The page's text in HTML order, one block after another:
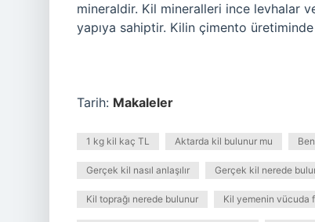
mineraldir. Kil mineralleri ince levhalar
yapıya sahiptir. Kilin çimento
Tarih: Makaleler
1 kg kil kaç TL Aktarda kil bulunur mu
Gerçek kil nasıl anlaşılır Gerçek kil nerede
Kil toprağı nerede bulunur Kil yemenin vücuda